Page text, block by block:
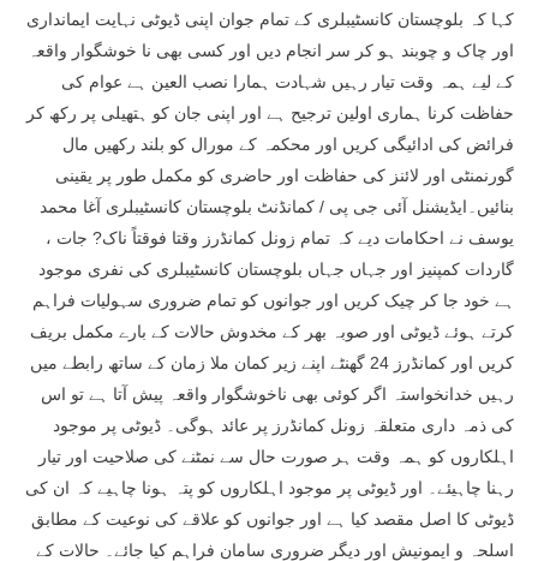
کہا کہ بلوچستان کانسٹیبلری کے تمام جوان اپنی ڈیوٹی نہایت ایمانداری
اور چاک و چوبند ہو کر سر انجام دیں اور کسی بھی نا خوشگوار واقعہ
کے لیے ہمہ وقت تیار رہیں شہادت ہمارا نصب العین ہے عوام کی
حفاظت کرنا ہماری اولین ترجیح ہے اور اپنی جان کو ہتھیلی پر رکھ کر
فرائض کی ادائیگی کریں اور محکمہ کے مورال کو بلند رکھیں مال
گورنمنٹی اور لائنز کی حفاظت اور حاضری کو مکمل طور پر یقینی
بنائیں۔ایڈیشنل آئی جی پی / کمانڈنٹ بلوچستان کانسٹیبلری آغا محمد
یوسف نے احکامات دیے کہ تمام زونل کمانڈرز وقتا فوقتاً ناک? جات ،
گاردات کمپنیز اور جہاں جہاں بلوچستان کانسٹیبلری کی نفری موجود
ہے خود جا کر چیک کریں اور جوانوں کو تمام ضروری سہولیات فراہم
کرتے ہوئے ڈیوٹی اور صوبہ بھر کے مخدوش حالات کے بارے مکمل بریف
کریں اور کمانڈرز 24 گھنٹے اپنے زیر کمان ملا زمان کے ساتھ رابطے میں
رہیں خدانخواستہ اگر کوئی بھی ناخوشگوار واقعہ پیش آتا ہے تو اس
کی ذمہ داری متعلقہ زونل کمانڈرز پر عائد ہوگی۔ ڈیوٹی پر موجود
اہلکاروں کو ہمہ وقت ہر صورت حال سے نمٹنے کی صلاحیت اور تیار
رہنا چاہیئے۔ اور ڈیوٹی پر موجود اہلکاروں کو پتہ ہونا چاہیے کہ ان کی
ڈیوٹی کا اصل مقصد کیا ہے اور جوانوں کو علاقے کی نوعیت کے مطابق
اسلحہ و ایمونیش اور دیگر ضروری سامان فراہم کیا جائے۔ حالات کے